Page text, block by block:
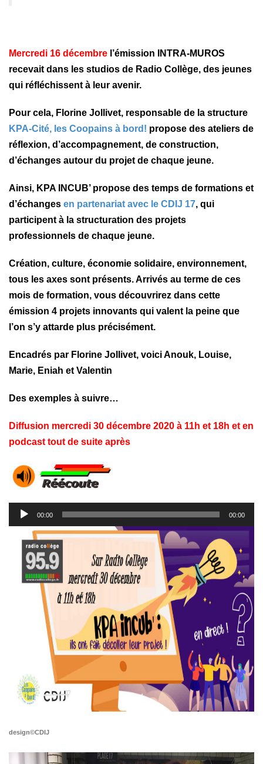
Mercredi 16 décembre l’émission INTRA-MUROS
recevait dans les studios de Radio Collège, des jeunes
qui réfléchissent à leur avenir.
Pour cela, Florine Jollivet, responsable de la structure
KPA-Cité, les Coopains à bord! propose des ateliers de
réflexion, d’accompagnement, de construction,
d’échanges autour du projet de chaque jeune.
Ainsi, KPA INCUB’ propose des temps de formations et
d’échanges en partenariat avec le CDIJ 17, qui
participent à la structuration des projets
professionnels de chaque jeune.
Création, culture, économie solidaire, environnement,
tous les axes sont présents. Arrivés au terme de ces
mois de formation, vous découvrirez dans cette
émission 4 projets innovants qui valent la peine que
l’on s’y attarde plus précisément.
Encadrés par Florine Jollivet, voici Anouk, Louise,
Marie, Eniah et Valentin
Des exemples à suivre…
Diffusion mercredi 30 décembre 2020 à 11h et 18h et en
podcast tout de suite après
Lecteur
audio
00:00 00:00
design©CDIJ